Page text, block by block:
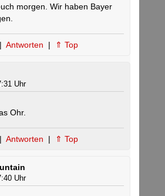
morgen. Wir haben Bayer
| Antworten | ⇑ Top
Uhr
Ohr.
| Antworten | ⇑ Top
Uhr